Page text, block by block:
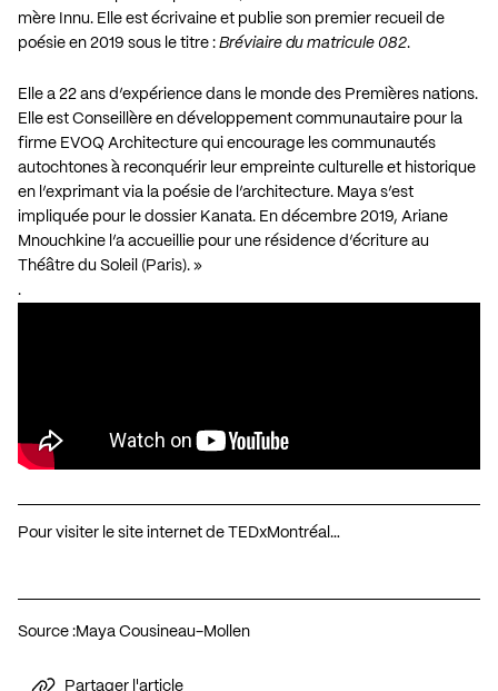
mère Innu. Elle est écrivaine et publie son premier recueil de
poésie en 2019 sous le titre : Bréviaire du matricule 082.
Elle a 22 ans d’expérience dans le monde des Premières nations.
Elle est Conseillère en développement communautaire pour la
firme EVOQ Architecture qui encourage les communautés
autochtones à reconquérir leur empreinte culturelle et historique
en l’exprimant via la poésie de l’architecture. Maya s’est
impliquée pour le dossier Kanata. En décembre 2019, Ariane
Mnouchkine l’a accueillie pour une résidence d’écriture au
Théâtre du Soleil (Paris). »
.
Pour visiter le site internet de TEDxMontréal…
Source :Maya Cousineau-Mollen
Partager l'article